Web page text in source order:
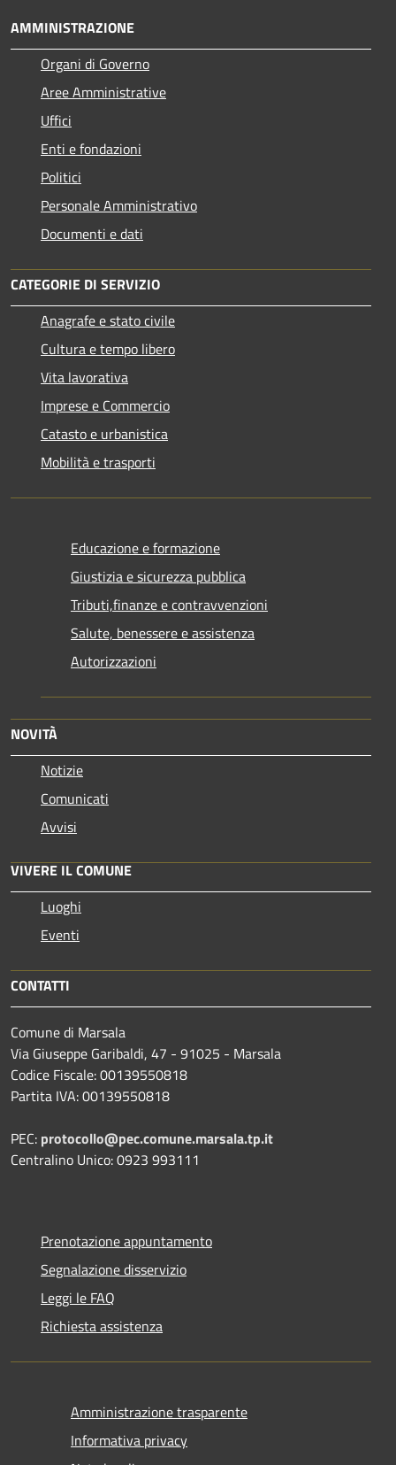
AMMINISTRAZIONE
Organi di Governo
Aree Amministrative
Uffici
Enti e fondazioni
Politici
Personale Amministrativo
Documenti e dati
CATEGORIE DI SERVIZIO
Anagrafe e stato civile
Cultura e tempo libero
Vita lavorativa
Imprese e Commercio
Catasto e urbanistica
Mobilità e trasporti
Educazione e formazione
Giustizia e sicurezza pubblica
Tributi,finanze e contravvenzioni
Salute, benessere e assistenza
Autorizzazioni
NOVITÀ
Notizie
Comunicati
Avvisi
VIVERE IL COMUNE
Luoghi
Eventi
CONTATTI
Comune di Marsala
Via Giuseppe Garibaldi, 47 - 91025 - Marsala
Codice Fiscale: 00139550818
Partita IVA: 00139550818
PEC: protocollo@pec.comune.marsala.tp.it
Centralino Unico: 0923 993111
Prenotazione appuntamento
Segnalazione disservizio
Leggi le FAQ
Richiesta assistenza
Amministrazione trasparente
Informativa privacy